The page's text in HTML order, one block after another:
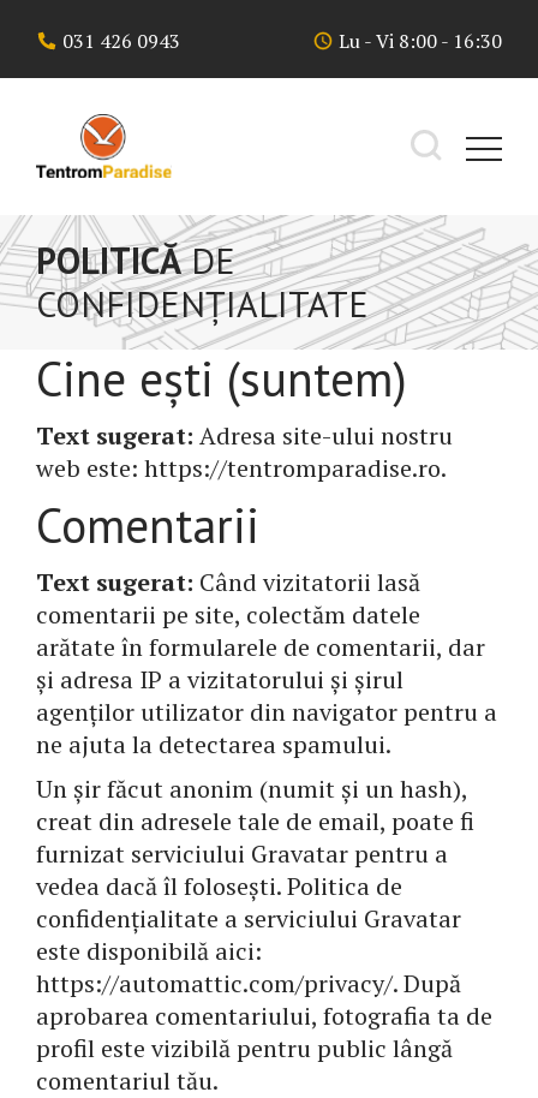
content
031 426 0943 Lu - Vi 8:00 - 16:30
POLITICĂ DE
CONFIDENȚIALITATE
Cine ești (suntem)
Text sugerat: Adresa site-ului nostru
web este: https://tentromparadise.ro.
Comentarii
Text sugerat: Când vizitatorii lasă
comentarii pe site, colectăm datele
arătate în formularele de comentarii, dar
și adresa IP a vizitatorului și șirul
agenților utilizator din navigator pentru a
ne ajuta la detectarea spamului.
Un șir făcut anonim (numit și un hash),
creat din adresele tale de email, poate fi
furnizat serviciului Gravatar pentru a
vedea dacă îl folosești. Politica de
confidențialitate a serviciului Gravatar
este disponibilă aici:
https://automattic.com/privacy/. După
aprobarea comentariului, fotografia ta de
profil este vizibilă pentru public lângă
comentariul tău.